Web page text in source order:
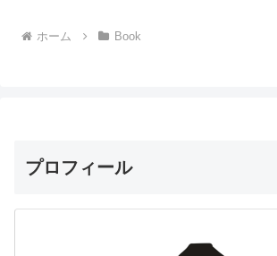
ホーム Book
プロフィール